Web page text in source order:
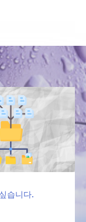
습니다.